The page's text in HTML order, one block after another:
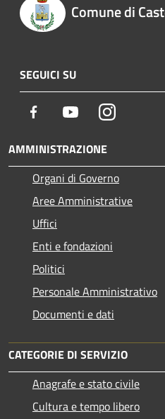
Comune di
SEGUICI SU
Facebook YoutubeInstagram
AMMINISTRAZIONE
Organi di Governo
Aree Amministrative
Uffici
Enti e fondazioni
Politici
Personale Amministrativo
Documenti e dati
CATEGORIE DI SERVIZIO
Anagrafe e stato civile
Cultura e tempo libero